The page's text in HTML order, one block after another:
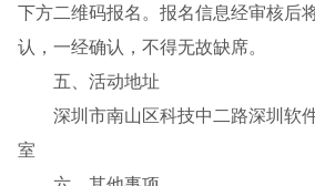
下方二维码报名。报名信息经审核后
认，一经确认，不得无故缺席。
五、活动地址
深圳市南山区科技中二路深圳软
室